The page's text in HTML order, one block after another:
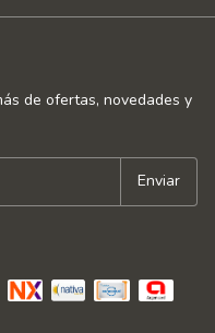
de ofertas, novedades y